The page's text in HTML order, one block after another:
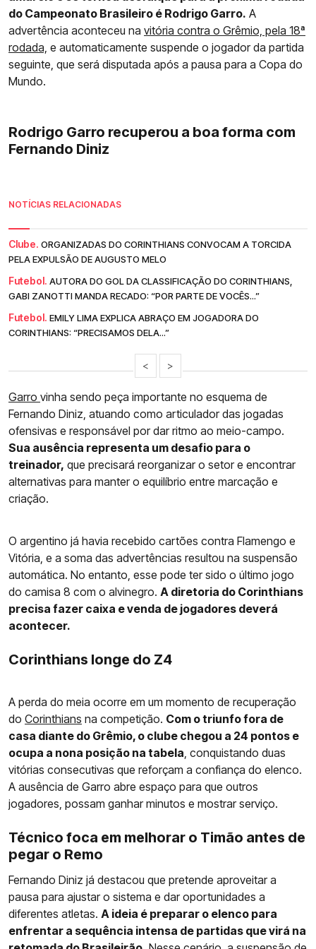
do Campeonato Brasileiro é Rodrigo Garro. A
advertência aconteceu na vitória contra o Grêmio, pela 18ª
rodada, e automaticamente suspende o jogador da partida
seguinte, que será disputada após a pausa para a Copa do
Mundo.
Rodrigo Garro recuperou a boa forma com
Fernando Diniz
NOTÍCIAS RELACIONADAS
Clube. ORGANIZADAS DO CORINTHIANS CONVOCAM A TORCIDA
PELA EXPULSÃO DE AUGUSTO MELO
Futebol. AUTORA DO GOL DA CLASSIFICAÇÃO DO CORINTHIANS,
GABI ZANOTTI MANDA RECADO: “POR PARTE DE VOCÊS...”
Futebol. EMILY LIMA EXPLICA ABRAÇO EM JOGADORA DO
CORINTHIANS: “PRECISAMOS DELA...”
< >
Garro vinha sendo peça importante no esquema de
Fernando Diniz, atuando como articulador das jogadas
ofensivas e responsável por dar ritmo ao meio-campo.
Sua ausência representa um desafio para o
treinador, que precisará reorganizar o setor e encontrar
alternativas para manter o equilíbrio entre marcação e
criação.
O argentino já havia recebido cartões contra Flamengo e
Vitória, e a soma das advertências resultou na suspensão
automática. No entanto, esse pode ter sido o último jogo
do camisa 8 com o alvinegro. A diretoria do Corinthians
precisa fazer caixa e venda de jogadores deverá
acontecer.
Corinthians longe do Z4
A perda do meia ocorre em um momento de recuperação
do Corinthians na competição. Com o triunfo fora de
casa diante do Grêmio, o clube chegou a 24 pontos e
ocupa a nona posição na tabela , conquistando duas
vitórias consecutivas que reforçam a confiança do elenco.
A ausência de Garro abre espaço para que outros
jogadores, possam ganhar minutos e mostrar serviço.
Técnico foca em melhorar o Timão antes de
pegar o Remo
Fernando Diniz já destacou que pretende aproveitar a
pausa para ajustar o sistema e dar oportunidades a
diferentes atletas. A ideia é preparar o elenco para
enfrentar a sequência intensa de partidas que virá na